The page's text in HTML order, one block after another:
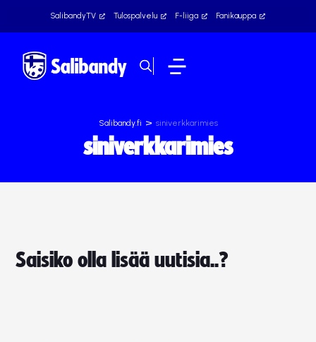
SalibandyTV Tulospalvelu F-liiga Fanikauppa
Salibandy.fi > siniverkkarimies
siniverkkarimies
Saisiko olla lisää uutisia..?